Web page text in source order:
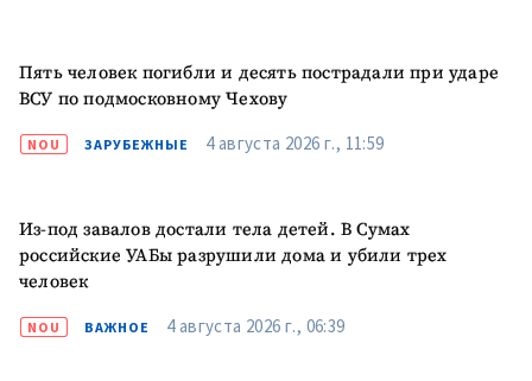
Пять человек погибли и десять пострадали при ударе
ВСУ по подмосковному Чехову
NOU ЗАРУБЕЖНЫЕ 4 августа 2026 г., 11:59
Из-под завалов достали тела детей. В Сумах
российские УАБы разрушили дома и убили трех
человек
NOU ВАЖНОЕ 4 августа 2026 г., 06:39